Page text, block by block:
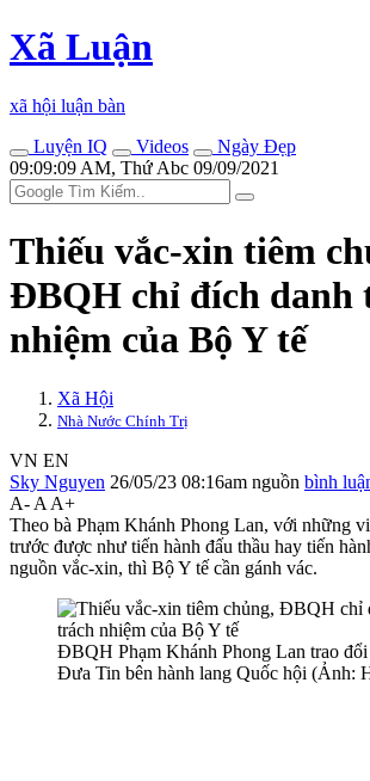
Xã Luận
xã hội luận bàn
Luyện IQ
Videos
Ngày Đẹp
09:09:09 AM, Thứ Abc 09/09/2021
Thiếu vắc-xin tiêm
ĐBQH chỉ đích danh
nhiệm của Bộ Y tế
Xã Hội
Nhà Nước Chính Trị
VN EN
Sky Nguyen 26/05/23 08:16am nguồn bình
A- A A+
Theo bà Phạm Khánh Phong Lan, với những
trước được như tiến hành đấu thầu hay tiến
nguồn vắc-xin, thì Bộ Y tế cần gánh vác.
ĐBQH Phạm Khánh Phong Lan trao
Đưa Tin bên hành lang Quốc hội (Ảnh: